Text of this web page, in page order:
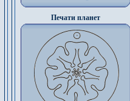
Печати планет